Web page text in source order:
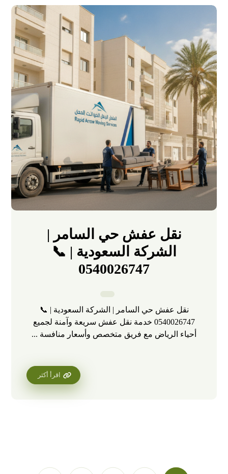
نقل عفش حي السامر |
الشركة السعودية | 📞
0540026747
نقل عفش حي السامر | الشركة السعودية | 📞
0540026747 خدمة نقل عفش سريعة وآمنة لجميع
أحياء الرياض مع فريق متخصص وأسعار منافسة ...
اقرأ أكثر